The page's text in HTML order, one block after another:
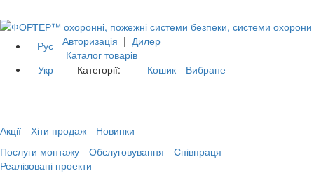
Рус
Укр
Авторизація | Дилер
Каталог товарів
Категорії:
Кошик Вибране
Акції Хіти продаж
Новинки
Послуги монтажу
Обслуговування
Співпраця
Реалізовані проекти